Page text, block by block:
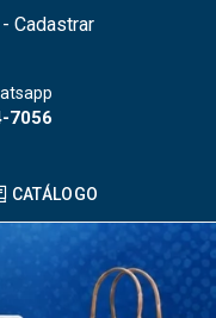
Cadastrar
7056
CATÁLOGO